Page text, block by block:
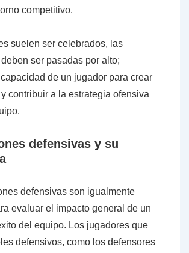
competitivo.
suelen ser celebrados, las
ser pasadas por alto;
de un jugador para crear
contribuir a la estrategia ofensiva
defensivas y su
defensivas son igualmente
evaluar el impacto general de un
del equipo. Los jugadores que
defensivos, como los defensores